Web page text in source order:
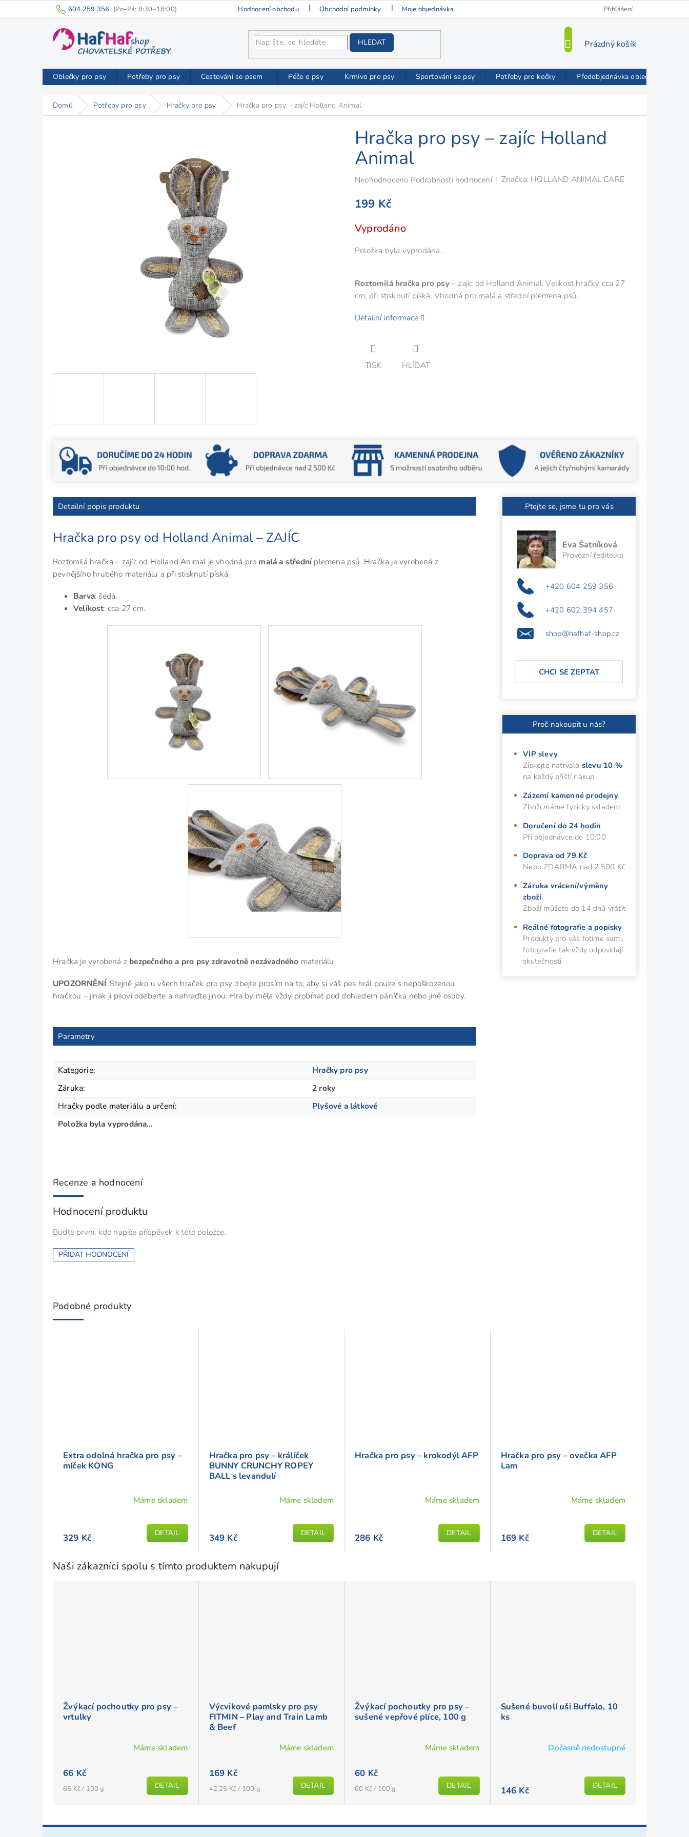
na
604 259 356 Hodnocení obchodu Obchodní podmínky Moje objednávka VIP Slevy
Přihlášení
HLEDAT
NÁKUPNÍ
Prázdný košík
Oblečky pro psy Potřeby pro psy Cestování se psem Péče o psy Krmivo pro psy Sportování se psy Potřeby pro kočky Předobjednávka oblečků FMD
Domů Potřeby pro psy Hračky pro psy Hračka pro psy – zajíc Holland Animal
Hračka pro psy – zajíc Holland
Animal
Průměrné
produktu
0,0
5
Neohodnoceno Podrobnosti hodnocení Značka: HOLLAND ANIMAL CARE
199 Kč
Měrná
cena:
Vyprodáno
Položka byla vyprodána…
Roztomilá hračka pro psy– zajíc od Holland Animal. Velikost hračky cca 27
cm, při stisknutí píská. Vhodná pro malá a střední plemena psů.
Detailní informace
TISK HLÍDAT
Detailní popis produktu
Hračka pro psy od Holland Animal – ZAJÍC
Roztomilá hračka – zajíc od Holland Animal je vhodná pro malá a středníplemena psů. Hračka je vyrobená z
pevnějšího hrubého materiálu a při stisknutí píská.
Barva: šedá.
Velikost: cca 27 cm.
Hračka je vyrobená z bezpečného a pro psy zdravotně nezávadného materiálu.
UPOZORNĚNÍ: Stejně jako u všech hraček pro psy dbejte prosím na to, aby si váš pes hrál pouze s nepoškozenou
hračkou – jinak ji psovi odeberte a nahraďte jinou. Hra by měla vždy probíhat pod dohledem páníčka nebo jiné osoby.
Parametry
Kategorie:
Hračky pro psy
Záruka:
2 roky
Hračky podle materiálu a určení:
Plyšové a látkové
Položka byla vyprodána…
Recenze a hodnocení
Hodnocení produktu
Buďte první, kdo napíše příspěvek k této položce.
PŘIDAT HODNOCENÍ
Ptejte se, jsme tu pro vás
Eva Šatníková
Provozní ředitelka
+420 604 259 356
+420 602 394 457
shop@hafhaf-shop.cz
CHCI SE ZEPTAT
Proč nakoupit u nás?
VIP slevy
Získejte natrvalo slevu 10 %
na každý příští nákup
Zázemí kamenné prodejny
Zboží máme fyzicky skladem
Doručení do 24 hodin
Při objednávce do 10:00
Doprava od 79 Kč
Nebo ZDARMA nad 2.500 Kč
Záruka vrácení/výměny
zboží
Zboží můžete do 14 dnů vrátit
Reálné fotografie a popisky
Produkty pro vás fotíme sami,
fotografie tak vždy odpovídají
skutečnosti
Podobné produkty
Extra odolná hračka pro psy –
míček KONG
Máme skladem
329 Kč DETAIL
Hračka pro psy – králíček
BUNNY CRUNCHY ROPEY
BALL s levandulí
Máme skladem
349 Kč DETAIL
Hračka pro psy – krokodýl AFP
Máme skladem
286 Kč DETAIL
Hračka pro psy – ovečka AFP
Lam
Máme skladem
169 Kč DETAIL
Naši zákazníci spolu s tímto produktem nakupují
Žvýkací pochoutky pro psy –
vrtulky
Máme skladem
66 Kč
Měrná
66 Kč / 100 g DETAIL
Výcvikové pamlsky pro psy
FITMIN – Play and Train Lamb
& Beef
Máme skladem
169 Kč
Měrná
42,25 Kč / 100 g DETAIL
Žvýkací pochoutky pro psy –
sušené vepřové plíce, 100 g
Máme skladem
60 Kč
Měrná
60 Kč / 100 g DETAIL
Sušené buvolí uši Buffalo, 10
ks
Dočasně nedostupné
146 Kč DETAIL